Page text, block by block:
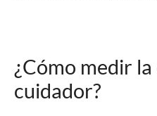
¿Cómo medir
cuidador?